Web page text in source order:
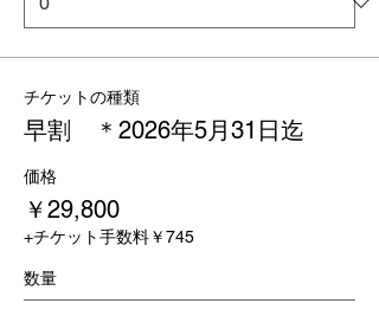
チケットの種類
早割 ＊2026年5月31日迄
価格
￥29,800
+チケット手数料￥745
数量